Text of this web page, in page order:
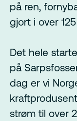
på ren,
gjort i over
Det hele
på
dag er vi
strøm til over